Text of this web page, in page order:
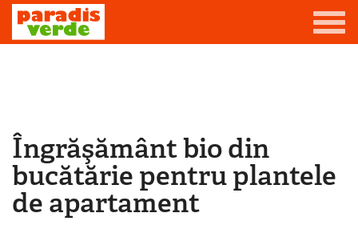
Viță-de-vie
Casă
Producători de vin
Eşti aici
Îngrăşământ bio din
bucătărie pentru plantele
de apartament